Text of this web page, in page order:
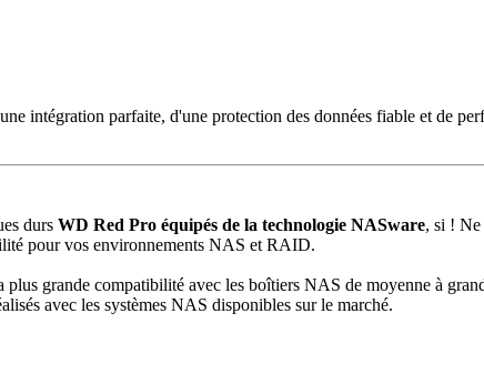
intégration parfaite, d'une protection des données fiable et de
durs WD Red Pro équipés de la technologie NASware, si ! Ne
pour vos environnements NAS et RAID.
grande compatibilité avec les boîtiers NAS de moyenne à
avec les systèmes NAS disponibles sur le marché.